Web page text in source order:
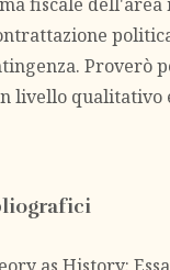
fiscale
Proverò
livello qualitativo